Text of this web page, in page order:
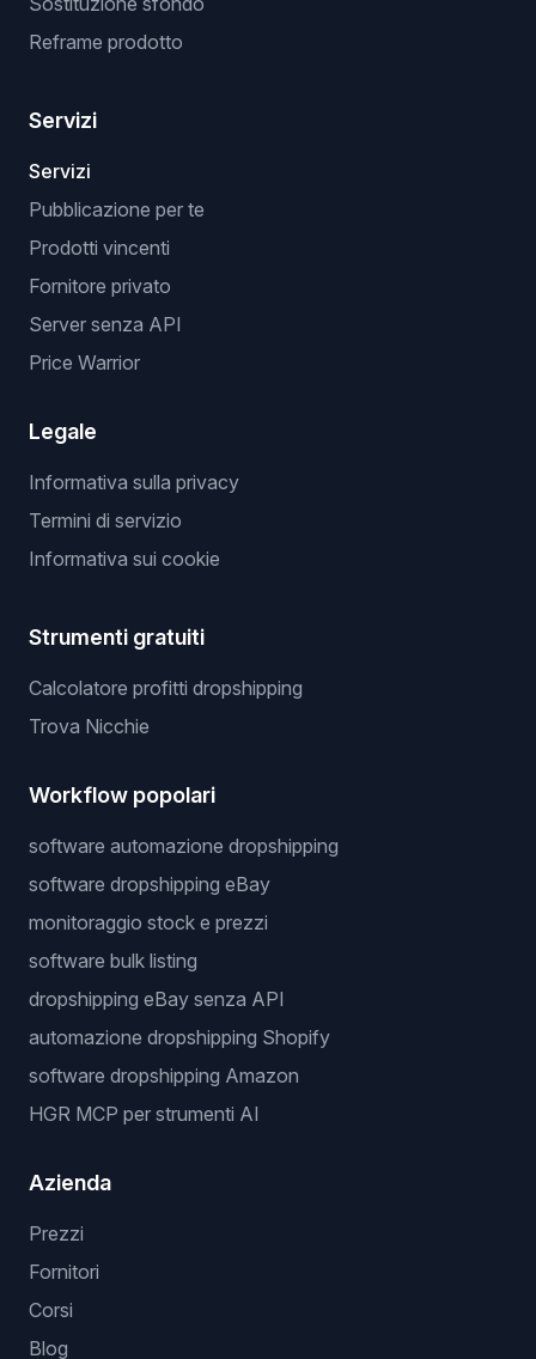
Reframe prodotto
Servizi
Servizi
Pubblicazione per te
Prodotti vincenti
Fornitore privato
Server senza API
Price Warrior
Legale
Informativa sulla privacy
Termini di servizio
Informativa sui cookie
Strumenti gratuiti
Calcolatore profitti dropshipping
Trova Nicchie
Workflow popolari
software automazione dropshipping
software dropshipping eBay
monitoraggio stock e prezzi
software bulk listing
dropshipping eBay senza API
automazione dropshipping Shopify
software dropshipping Amazon
HGR MCP per strumenti AI
Azienda
Prezzi
Fornitori
Corsi
Blog